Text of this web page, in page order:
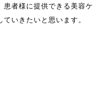
患者様に提供できる美容ケ
いきたいと思います。